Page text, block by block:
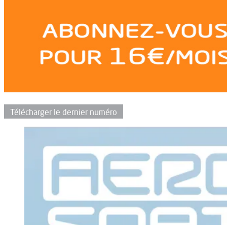
Télécharger le dernier numéro